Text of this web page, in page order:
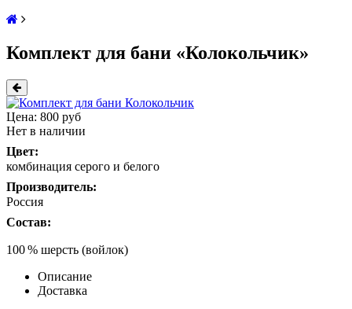
Комплект для бани «Колокольчик»
Цена: 800 руб
Нет в наличии
Цвет:
комбинация серого и белого
Производитель:
Россия
Состав:
100 % шерсть (войлок)
Описание
Доставка